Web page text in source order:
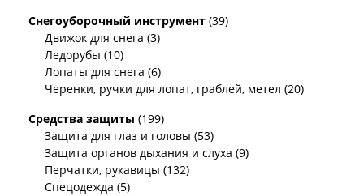
Снегоуборочный инструмент (39)
Движок для снега (3)
Ледорубы (10)
Лопаты для снега (6)
Черенки, ручки для лопат, граблей, метел (20)
Средства защиты (199)
Защита для глаз и головы (53)
Защита органов дыхания и слуха (9)
Перчатки, рукавицы (132)
Спецодежда (5)